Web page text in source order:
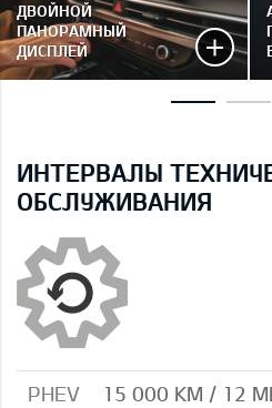
ДВОЙНОЙ
ПАНОРАМНЫЙ
ДИСПЛЕЙ
ИНТЕРВАЛЫ
ОБСЛУЖИВАНИЯ
PHEV 15 000 КМ / 12